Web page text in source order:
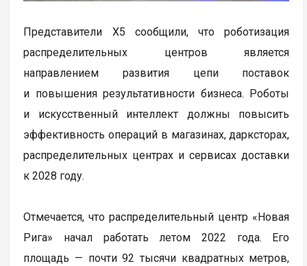
Представители X5 сообщили, что роботизация
распределительных центров является
направлением развития цепи поставок
и повышения результативности бизнеса. Роботы
и искусственный интеллект должны повысить
эффективность операций в магазинах, дарксторах,
распределительных центрах и сервисах доставки
к 2028 году.
Отмечается, что распределительный центр «Новая
Рига» начал работать летом 2022 года. Его
площадь — почти 92 тысячи квадратных метров,